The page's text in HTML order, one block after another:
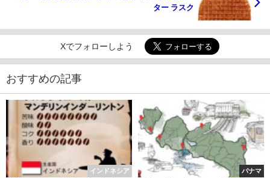
ター ラスク
Xでフォローしよう
おすすめの記事
インドネシア パナマ